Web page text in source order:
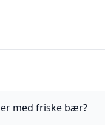
med friske bær?